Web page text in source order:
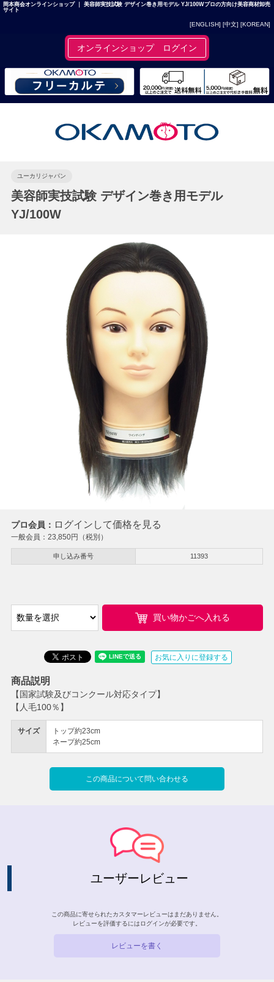
岡本商会オンラインショップ ｜ 美容師実技試験 デザイン巻き用モデル YJ/100Wプロの方向け美容商材卸売
サイト
[ENGLISH] [中文] [KOREAN]
オンラインショップ ログイン
ユーカリジャパン
美容師実技試験 デザイン巻き用モデル
YJ/100W
プロ会員： ログインして価格を見る
一般会員： 23,850円（税別）
申し込み番号 11393
サイズ
トップ約23cm
ネープ約25cm
買い物かごへ入れる
お気に入りに登録する
この商品について問い合わせる
商品説明
【国家試験及びコンクール対応タイプ】
【人毛100％】
ユーザーレビュー
この商品に寄せられたカスタマーレビューはまだありません。
レビューを評価するには ログインが必要です。
レビューを書く